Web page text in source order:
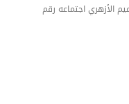
الأزهري اجتماعه رقم